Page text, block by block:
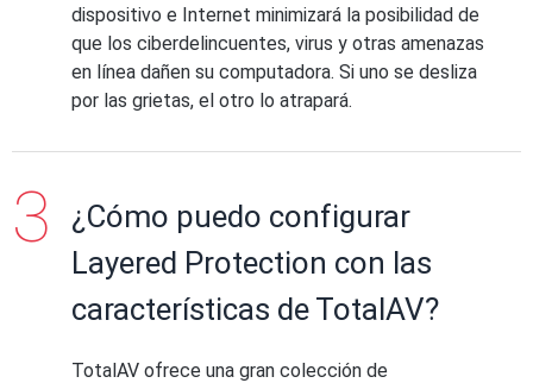
dispositivo e Internet minimizará la posibilidad de
que los ciberdelincuentes, virus y otras amenazas
en línea dañen su computadora. Si uno se desliza
por las grietas, el otro lo atrapará.
¿Cómo puedo configurar
Layered Protection con las
características de TotalAV?
TotalAV ofrece una gran colección de